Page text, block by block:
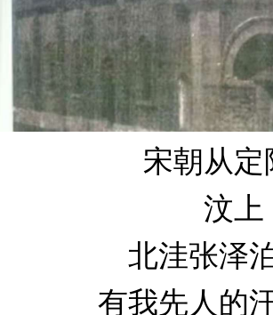
宋朝从定
汶上
北洼张泽
有我先人的